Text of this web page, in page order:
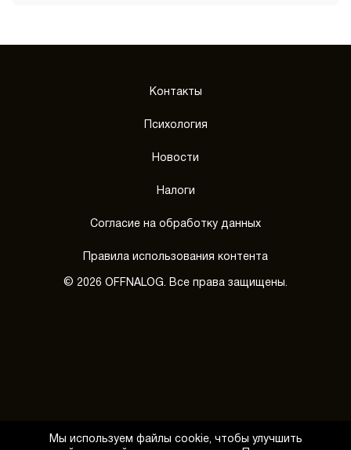
Контакты
Психология
Новости
Налоги
Согласие на обработку данных
Правила использования контента
© 2026 OFFNALOG. Все права защищены.
Мы используем файлы cookie, чтобы улучшить